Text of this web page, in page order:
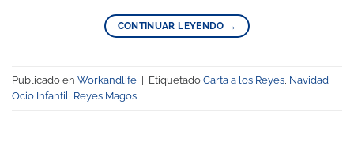
CONTINUAR LEYENDO →
Publicado en Workandlife | Etiquetado Carta a los Reyes Navidad
Ocio Infantil Reyes Magos